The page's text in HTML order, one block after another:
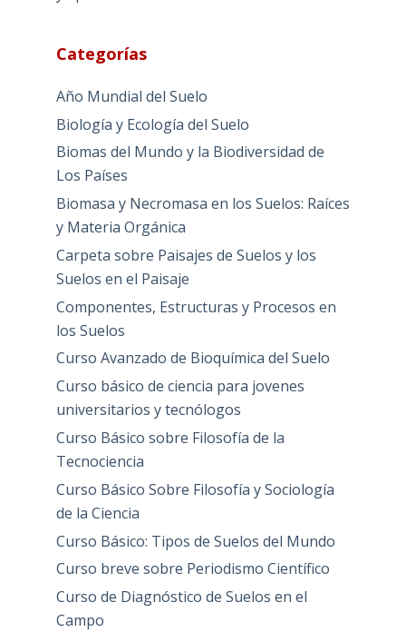
Categorías
Año Mundial del Suelo
Biología y Ecología del Suelo
Biomas del Mundo y la Biodiversidad de
Los Países
Biomasa y Necromasa en los Suelos: Raíces
y Materia Orgánica
Carpeta sobre Paisajes de Suelos y los
Suelos en el Paisaje
Componentes, Estructuras y Procesos en
los Suelos
Curso Avanzado de Bioquímica del Suelo
Curso básico de ciencia para jovenes
universitarios y tecnólogos
Curso Básico sobre Filosofía de la
Tecnociencia
Curso Básico Sobre Filosofía y Sociología
de la Ciencia
Curso Básico: Tipos de Suelos del Mundo
Curso breve sobre Periodismo Científico
Curso de Diagnóstico de Suelos en el
Campo